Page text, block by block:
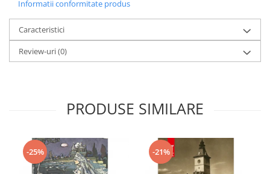
Informatii conformitate produs
Caracteristici
Review-uri(0)
PRODUSE SIMILARE
-25% -21%